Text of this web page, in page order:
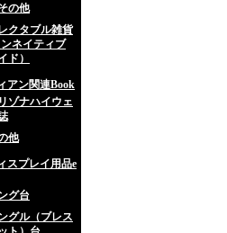
の他
クタブル雑貨
ネイティブ
ド）
アン関連Book
ゾナハイウェ
他
スプレイ用品e
グ台
グル（ブレス